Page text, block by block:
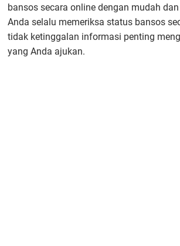
bansos secara online dengan mudah
Anda selalu memeriksa status bansos
tidak ketinggalan informasi penting
yang Anda ajukan.